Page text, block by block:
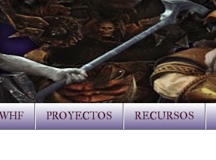
PROYECTOS RECURSOS